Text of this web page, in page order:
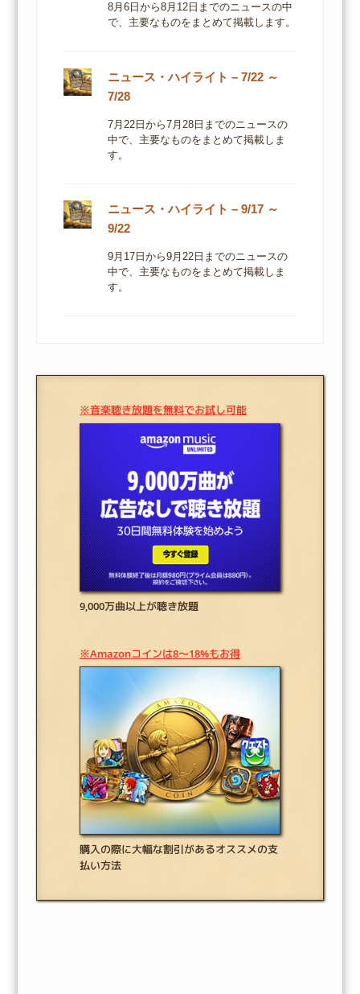
8月6日から8月12日までのニュースの中
で、主要なものをまとめて掲載します。
ニュース・ハイライト – 7/22 ～
7/28
7月22日から7月28日までのニュースの
中で、主要なものをまとめて掲載しま
す。
ニュース・ハイライト – 9/17 ～
9/22
9月17日から9月22日までのニュースの
中で、主要なものをまとめて掲載しま
す。
※音楽聴き放題を無料でお試し可能
9,000万曲以上が聴き放題
※Amazonコインは8～18%もお得
購入の際に大幅な割引があるオススメの支
払い方法